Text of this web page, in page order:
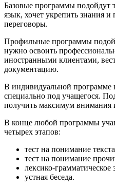
Базовые программы подойдут
язык, хочет укрепить знания и
переговоры.
Профильные программы
нужно освоить
иностранными клиентами,
документацию.
В индивидуальной программе
специально под учащегося.
получить максимум внимания
В конце любой программы
четырех этапов:
тест на понимание
тест на понимание
лексико-грамматическое
устная беседа.